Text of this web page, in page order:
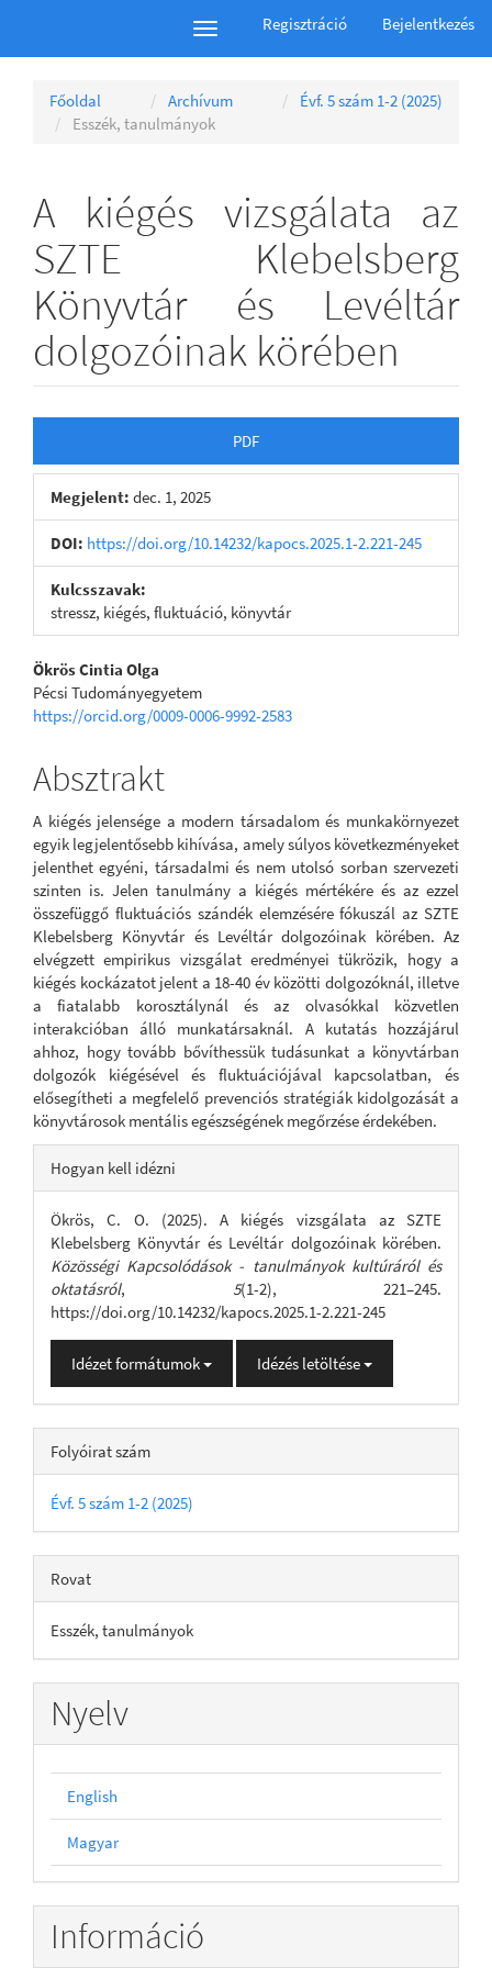
Main
Sidebar
Regisztráció Bejelentkezés
Toggle
navigation
Főoldal Archívum
Évf. 5 szám 1-2 (2025)
Esszék, tanulmányok
A kiégés vizsgálata az
SZTE Klebelsberg
Könyvtár és Levéltár
dolgozóinak körében
Sidebar
PDF
Megjelent: dec. 1, 2025
DOI: https://doi.org/10.14232/kapocs.2025.1-2.221-245
Kulcsszavak:
stressz, kiégés, fluktuáció, könyvtár
Main
Article
Ökrös Cintia Olga
Pécsi Tudományegyetem
https://orcid.org/0009-0006-9992-2583
Absztrakt
A kiégés jelensége a modern társadalom és munkakörnyezet
egyik legjelentősebb kihívása, amely súlyos következményeket
jelenthet egyéni, társadalmi és nem utolsó sorban szervezeti
szinten is. Jelen tanulmány a kiégés mértékére és az ezzel
összefüggő fluktuációs szándék elemzésére fókuszál az SZTE
Klebelsberg Könyvtár és Levéltár dolgozóinak körében. Az
elvégzett empirikus vizsgálat eredményei tükrözik, hogy a
kiégés kockázatot jelent a 18-40 év közötti dolgozóknál, illetve
a fiatalabb korosztálynál és az olvasókkal közvetlen
interakcióban álló munkatársaknál. A kutatás hozzájárul
ahhoz, hogy tovább bővíthessük tudásunkat a könyvtárban
dolgozók kiégésével és fluktuációjával kapcsolatban, és
elősegítheti a megfelelő prevenciós stratégiák kidolgozását a
könyvtárosok mentális egészségének megőrzése érdekében.
Article
Details
Hogyan kell idézni
Ökrös, C. O. (2025). A kiégés vizsgálata az SZTE
Klebelsberg Könyvtár és Levéltár dolgozóinak körében.
Közösségi Kapcsolódások - tanulmányok kultúráról és
oktatásról, 5(1-2), 221–245.
https://doi.org/10.14232/kapocs.2025.1-2.221-245
Idézet formátumok Idézés letöltése
Folyóirat szám
Évf. 5 szám 1-2 (2025)
Rovat
Esszék, tanulmányok
Nyelv
English
Magyar
Információ